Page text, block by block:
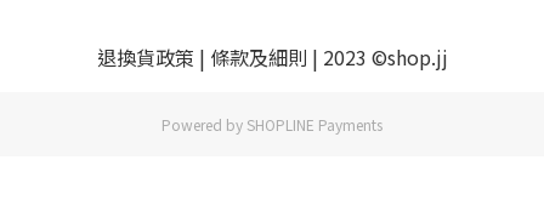
退換貨政策 | 條款及細則 | 2023 ©shop.jj
Powered by SHOPLINE Payments